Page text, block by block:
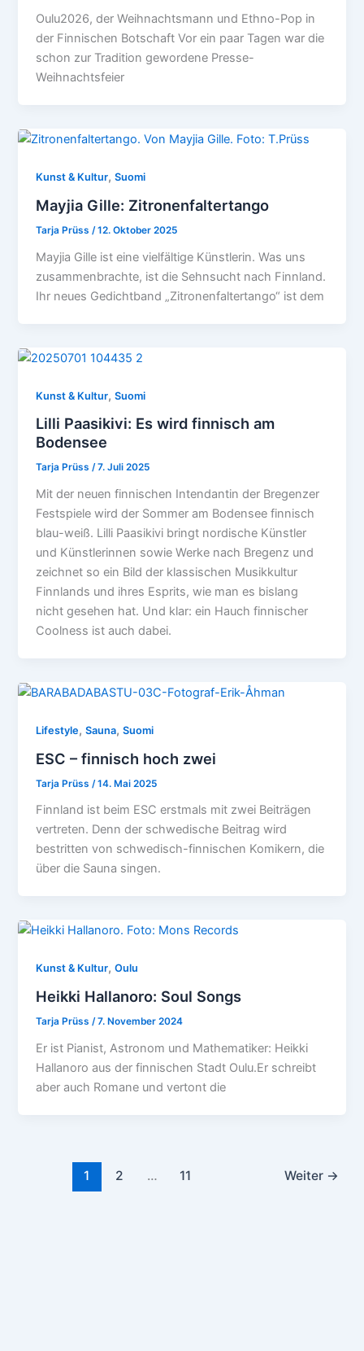
Oulu2026, der Weihnachtsmann und Ethno-Pop in
der Finnischen Botschaft Vor ein paar Tagen war die
schon zur Tradition gewordene Presse-
Weihnachtsfeier
Kunst & Kultur,Suomi
Mayjia Gille: Zitronenfaltertango
Tarja Prüss /12. Oktober 2025
Mayjia Gille ist eine vielfältige Künstlerin. Was uns
zusammenbrachte, ist die Sehnsucht nach Finnland.
Ihr neues Gedichtband „Zitronenfaltertango“ ist dem
Kunst & Kultur,Suomi
Lilli Paasikivi: Es wird finnisch am
Bodensee
Tarja Prüss/7. Juli 2025
Mit der neuen finnischen Intendantin der Bregenzer
Festspiele wird der Sommer am Bodensee finnisch
blau-weiß. Lilli Paasikivi bringt nordische Künstler
und Künstlerinnen sowie Werke nach Bregenz und
zeichnet so ein Bild der klassischen Musikkultur
Finnlands und ihres Esprits, wie man es bislang
nicht gesehen hat. Und klar: ein Hauch finnischer
Coolness ist auch dabei.
Lifestyle,Sauna,Suomi
ESC – finnisch hoch zwei
Tarja Prüss /14. Mai 2025
Finnland ist beim ESC erstmals mit zwei Beiträgen
vertreten. Denn der schwedische Beitrag wird
bestritten von schwedisch-finnischen Komikern, die
über die Sauna singen.
Kunst & Kultur,Oulu
Heikki Hallanoro: Soul Songs
Tarja Prüss/7. November 2024
Er ist Pianist, Astronom und Mathematiker: Heikki
Hallanoro aus der finnischen Stadt Oulu.Er schreibt
aber auch Romane und vertont die
1 2 … 11 Weiter →